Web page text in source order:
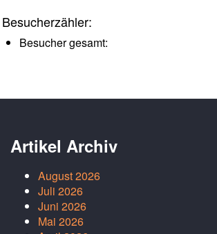
Besucherzähler:
Besucher gesamt:
Artikel Archiv
August 2026
Juli 2026
Juni 2026
Mai 2026